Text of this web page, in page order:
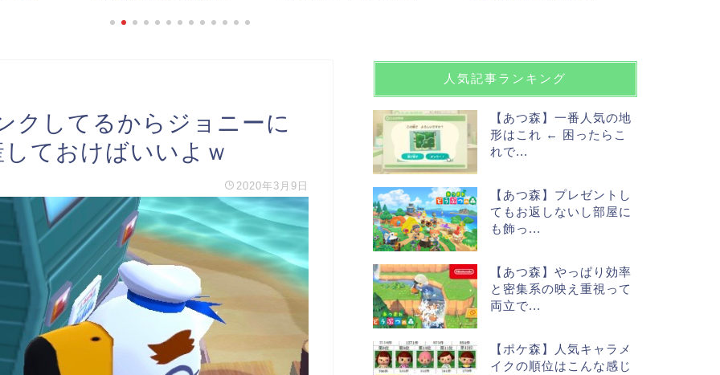
クしてるからジョニーに
ておけばいいよｗ
2020年3月9日
人気記事ランキング
【あつ森】一番人気の地
形はこれ ← 困ったらこ
れで...
【あつ森】プレゼントし
てもお返しないし部屋に
も飾っ...
【あつ森】やっぱり効率
と密集系の映え重視って
両立で...
【ポケ森】人気キャラメ
イクの順位はこんな感じ